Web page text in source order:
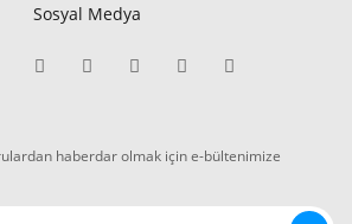
Sosyal Medya
haberdar olmak için e-bültenimize